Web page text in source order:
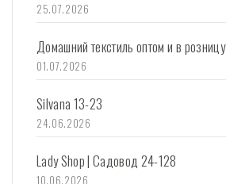
25.07.2026
Домашний текстиль оптом и в розницу
01.07.2026
Silvana 13-23
24.06.2026
Lady Shop | Садовод 24-128
10.06.2026